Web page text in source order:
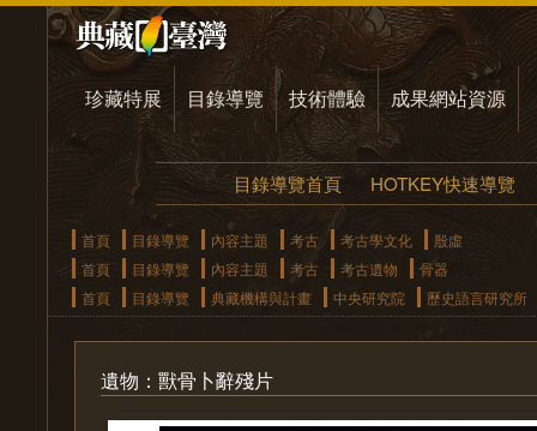
珍藏特展 目錄導覽 技術體驗 成果網站資源
目錄導覽首頁 HOTKEY快速導覽
首頁 目錄導覽 內容主題 考古 考古學文化
殷虛
首頁
目錄導覽 內容主題 考古 考古遺物
骨器
首頁
目錄導覽 典藏機構與計畫 中央研究院 歷史語言研究所
遺物：獸骨卜辭殘片